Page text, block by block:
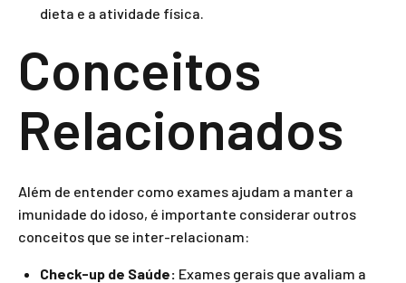
dieta e a atividade física.
Conceitos
Relacionados
Além de entender como exames ajudam a manter a
imunidade do idoso, é importante considerar outros
conceitos que se inter-relacionam:
Check-up de Saúde: Exames gerais que avaliam a